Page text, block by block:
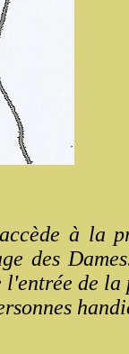
à la
des
l'entrée de la